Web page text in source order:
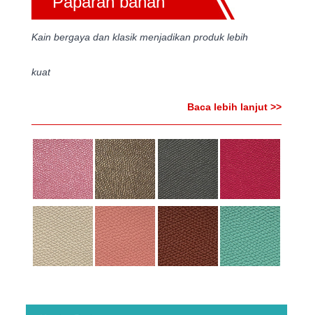
Kain bergaya dan klasik menjadikan produk lebih
kuat
Baca lebih lanjut >>